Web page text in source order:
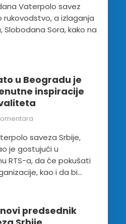
Vaterpolo savez
rukovodstvo, a izlaganja
Sora, kako na
u Beogradu je
inspiracije
saveza Srbije,
je gostujući u
RTS-a, da će pokušati
kao i da bi...
predsednik